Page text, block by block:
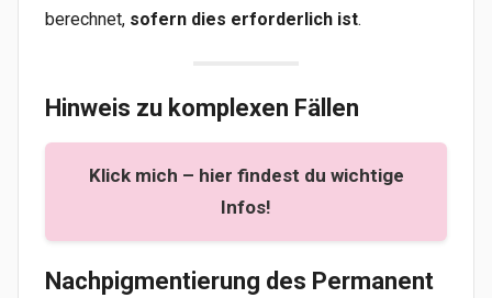
berechnet, sofern dies erforderlich ist.
Hinweis zu komplexen Fällen
Klick mich – hier findest du wichtige
Infos!
Nachpigmentierung des Permanent